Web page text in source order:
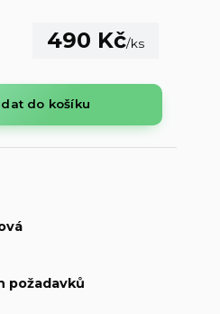
490 Kč/ks
do košíku
požadavků